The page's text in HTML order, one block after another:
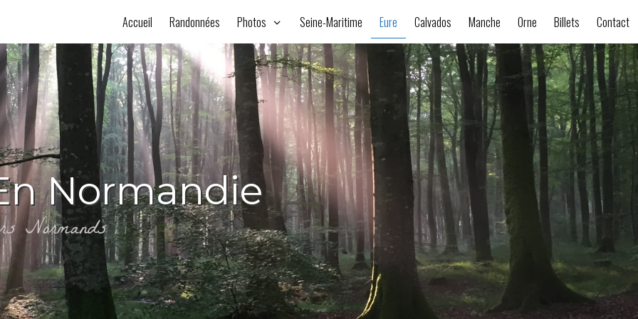
Accueil Randonnées Photos Seine-Maritime Eure Calvados Manche Orne Billets Contact
Normandie